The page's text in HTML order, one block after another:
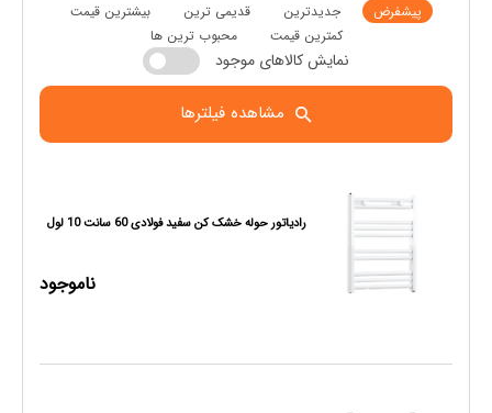
پیشفرض جدیدترین قدیمی ترین
بیشترین قیمت
کمترین قیمت
محبوب ترین ها
نمایش کالاهای موجود
مشاهده فیلترها
رادیاتور حوله خشک کن سفید فولادی 60 سانت 10 لول
ناموجود